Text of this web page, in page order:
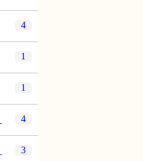
4
1
1
4
3